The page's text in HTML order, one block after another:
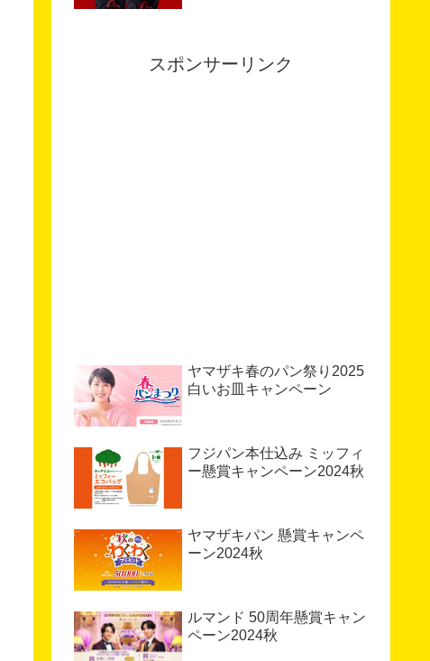
スポンサーリンク
ヤマザキ春のパン祭り2025
白いお皿キャンペーン
フジパン本仕込み ミッフィ
ー懸賞キャンペーン2024秋
ヤマザキパン 懸賞キャンペ
ーン2024秋
ルマンド 50周年懸賞キャン
ペーン2024秋